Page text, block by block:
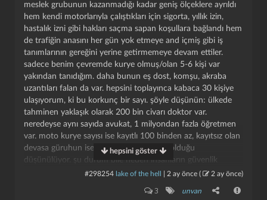
meslek grubunun kazanmadığı kadar geniş ölçeklere ayrıldı
hem kendi motorlarıyla çalıştıkları için sigorta, yıllık izin,
hastalık izni gibi hakları saçma sapan koşullara bağlandı hem
de trafiğin anasını her gün yok etmeye and içmiş gibi iş
tanımlarının gereğini yerine getirmemeye devam ettiler.
sadece benim çevremde kurye olmuş/olan 5-6 kişi var
yakından tanıdığım. daha bunun eş dost, komşu, akraba
uzantıları falan da var. hepsini toplayınca kabaca 30 kişiye
ulaşıyorum, ki bu korkunç bir sayı. şöyle düşünün: ülkede
tahminen yaklaşık olarak 200 bin civarı doktor var.
neredeyse aynı sayıda avukat, 1 milyondan fazla öğretmen
var. moto kurye sayısı ise kayıtlı 100 binden az, kayıtsız olan
devasa güruhun ise 2,5 milyondan fazla olduğu
düşünülüyor. şu durum bile neden insanların güvenlik
görevlisi bile olmak yerine doğrudan kurye olarak iş yaparak
hepsini göster
#298254 lake of the hell 2 ay önce ( 2 ay önce)
3 unvan